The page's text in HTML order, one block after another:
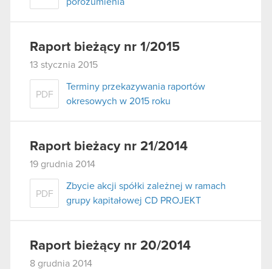
porozumienia
Raport bieżący nr 1/2015
13 stycznia 2015
PDF
Terminy przekazywania raportów
okresowych w 2015 roku
Raport bieżacy nr 21/2014
19 grudnia 2014
PDF
Zbycie akcji spółki zależnej w ramach
grupy kapitałowej CD PROJEKT
Raport bieżący nr 20/2014
8 grudnia 2014